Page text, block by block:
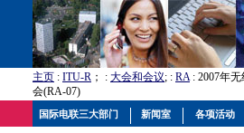
主页 : ITU-R ； : 大会和会议; : RA: 2007年
会(RA-07)
国际电联三大部门 新闻室 各项活动